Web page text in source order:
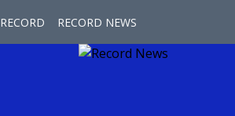
RECORD RECORD NEWS